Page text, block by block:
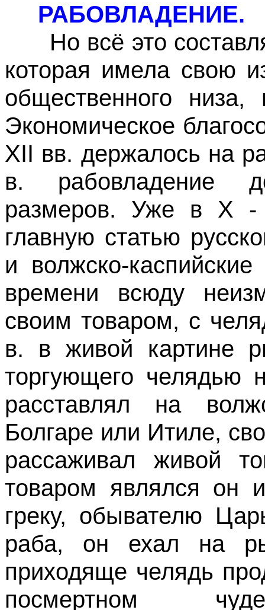
РАБОВЛАДЕНИЕ.
Но всё это
которая имела свою
общественного
Экономическое
XII вв. держалось на
в. рабовладение
размеров. Уже в Х -
главную статью
и волжско-
времени всюду
своим товаром, с
в. в живой картине
торгующего челядью
расставлял на
Болгаре или Итиле,
рассаживал живой
товаром являлся он
греку, обывателю
раба, он ехал на
приходяще челядь
посмертном